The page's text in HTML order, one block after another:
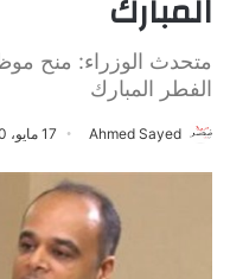
المبارك
الفطر المبارك
Ahmed Sayed 17 مايو، 2020